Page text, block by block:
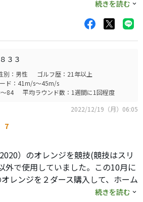
ソコのスピン性能はあると思いま
クしてくるくらいのスピン性能は
とある程度のスピン性能を両立し
だけかな？と思います。
続きを読む
３３
別：男性
ゴルフ歴：21年以上
ド：41m/s～45m/s
84
平均ラウンド数：1週間に1回程度
2022/12/19（月）06:05
7
）のオレンジを競技(競技はスリ
外で使用していました。この10月に
レンジを２ダース購入して、ホーム
に投入しました。自分の２つのホー
続きを読む